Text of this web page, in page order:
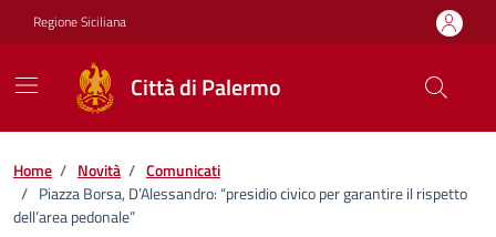
Vai ai contenuti
Vai al footer
Regione Siciliana
Città di Palermo
Home / Novità / Comunicati
/ Piazza Borsa, D’Alessandro: “presidio civico per garantire il rispetto
dell’area pedonale”